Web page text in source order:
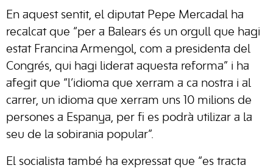
En aquest sentit, el diputat Pepe Mercadal ha
recalcat que “per a Balears és un orgull que hagi
estat Francina Armengol, com a presidenta del
Congrés, qui hagi liderat aquesta reforma” i ha
afegit que “l’idioma que xerram a ca nostra i al
carrer, un idioma que xerram uns 10 milions de
persones a Espanya, per fi es podrà utilizar a la
seu de la sobirania popular”.
El socialista també ha expressat que “es tracta